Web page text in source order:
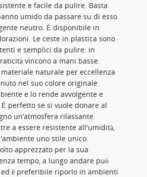
e facile da pulire. Basta
umido da passare su di esso
neutro. È disponibile in
Le ceste in plastica sono
e semplici da pulire: in
vincono a mani basse.
naturale per eccellenza
nel suo colore originale
e lo rende avvolgente e
perfetto se si vuole donare al
un’atmosfera rilassante.
a essere resistente all'umidità,
uno stile unico.
apprezzato per la sua
tempo, a lungo andare può
è preferibile riporlo in ambienti